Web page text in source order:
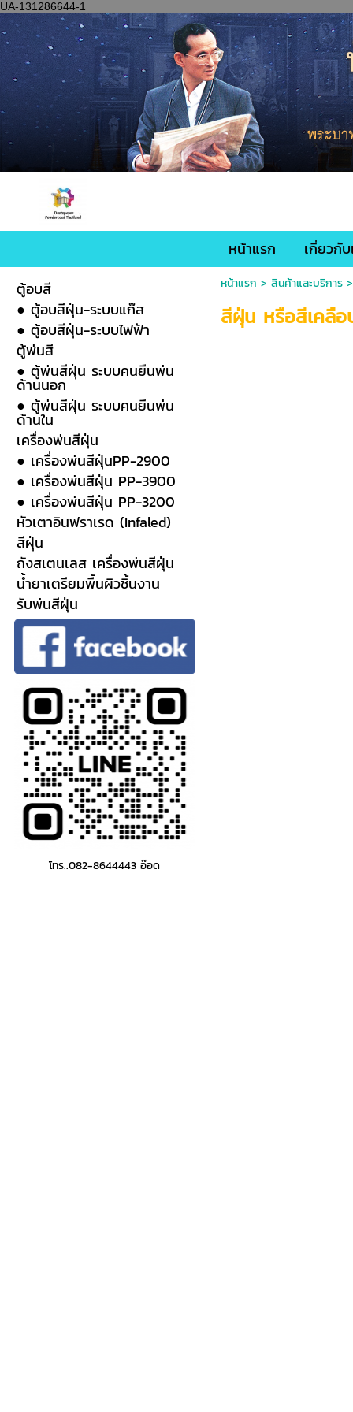
UA-131286644-1
หน้าแรก เกี่ยวกับ
ตู้อบสี
● ตู้อบสีฝุ่น-ระบบแก๊ส
● ตู้อบสีฝุ่น-ระบบไฟฟ้า
ตู้พ่นสี
● ตู้พ่นสีฝุ่น ระบบคนยืนพ่น
ด้านนอก
● ตู้พ่นสีฝุ่น ระบบคนยืนพ่น
ด้านใน
เครื่องพ่นสีฝุ่น
● เครื่องพ่นสีฝุ่นPP-2900
● เครื่องพ่นสีฝุ่น PP-3900
● เครื่องพ่นสีฝุ่น PP-3200
หัวเตาอินฟราเรด (Infaled)
สีฝุ่น
ถังสเตนเลส เครื่องพ่นสีฝุ่น
น้ำยาเตรียมพื้นผิวชิ้นงาน
รับพ่นสีฝุ่น
โทร..082-8644443 อ๊อด
หน้าแรก > สินค้าและบริการ>
สีฝุ่น หรือสีเคลื
2. มี
3.
4. มี
5. มี
6. ค